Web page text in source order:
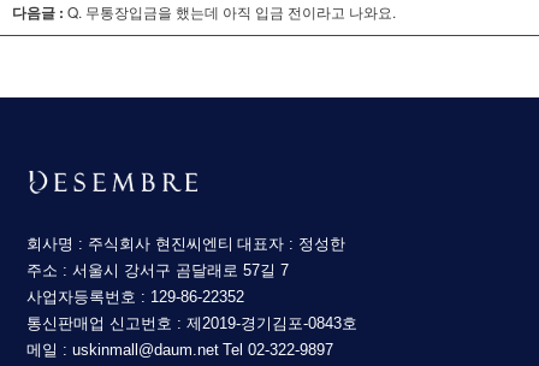
다음글 : Q. 무통장입금을 했는데 아직 입금 전이라고 나와요.
회사명 : 주식회사 현진씨엔티 대표자 : 정성한
주소 : 서울시 강서구 곰달래로 57길 7
사업자등록번호 : 129-86-22352
통신판매업 신고번호 : 제2019-경기김포-0843호
메일 : uskinmall@daum.net Tel 02-322-9897